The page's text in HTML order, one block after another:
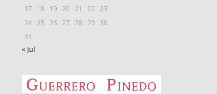
17
18 19 20 21 22
23
24 25 26 27 28 29
30
31
« Jul